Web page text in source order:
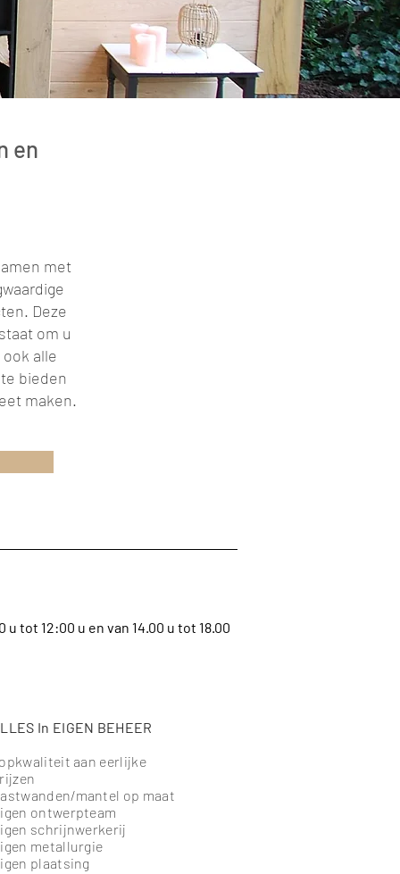
en
met
Deze
om u
alle
bieden
maken.
tot 12:00 u en van 14.00 u tot 18.00
In EIGEN BEHEER
aan eerlijke
mantel op maat
ontwerpteam
schrijnwerkerij
metallurgie
plaatsing